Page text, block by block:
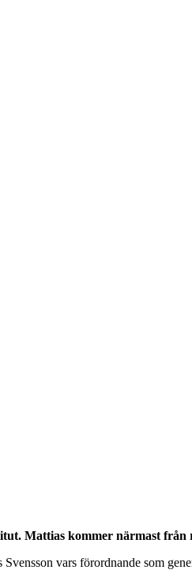
Mattias kommer närmast
vars förordnande som